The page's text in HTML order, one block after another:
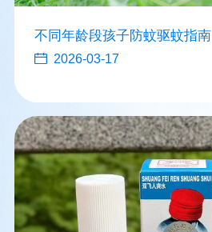
不同年龄段孩子防蚊驱蚊指南
2026-03-17